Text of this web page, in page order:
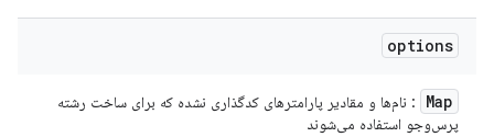
options
Map
: نام‌ها و مقادیر پارامترهای کدگذاری نشده که برای ساخت رشته
پرس‌وجو استفاده می‌شوند